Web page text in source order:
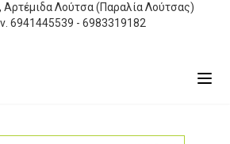
Αρτέμιδα Λούτσα (Παραλία Λούτσας)
6941445539 - 6983319182